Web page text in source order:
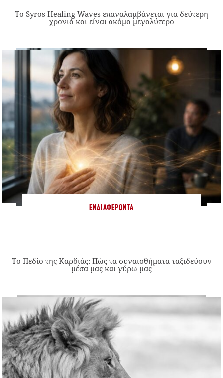
Το Syros Healing Waves επαναλαμβάνεται για δεύτερη
χρονιά και είναι ακόμα μεγαλύτερο
ΕΝΔΙΑΦΈΡΟΝΤΑ
Το Πεδίο της Καρδιάς: Πώς τα συναισθήματα ταξιδεύουν
μέσα μας και γύρω μας